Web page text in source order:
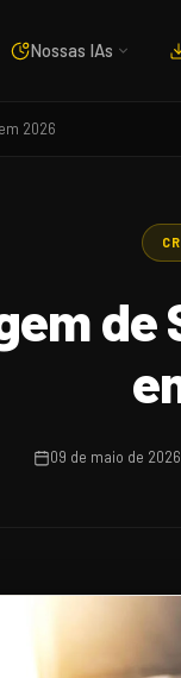
Nossas IAs
2026
de
09 de maio de 2026